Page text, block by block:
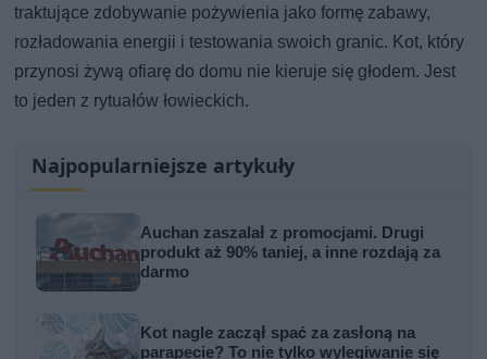
traktujące zdobywanie pożywienia jako formę zabawy,
rozładowania energii i testowania swoich granic. Kot, który
przynosi żywą ofiarę do domu nie kieruje się głodem. Jest
to jeden z rytuałów łowieckich.
Najpopularniejsze artykuły
Auchan zaszalał z promocjami. Drugi
produkt aż 90% taniej, a inne rozdają za
darmo
Kot nagle zaczął spać za zasłoną na
parapecie? To nie tylko wylegiwanie się